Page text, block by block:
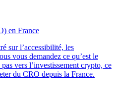
en France
sur l’accessibilité, les
vous demandez ce qu’est le
vers l’investissement crypto, ce
du CRO depuis la France.